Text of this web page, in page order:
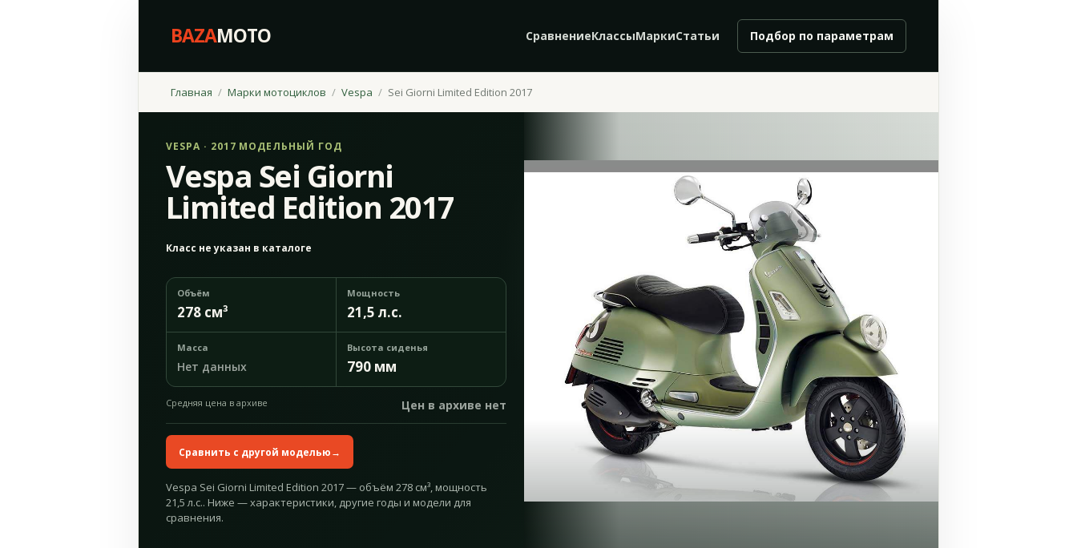
BAZAMOTO СравнениеКлассыМаркиСтатьи Подбор по параметрам
Главная Марки мотоциклов Vespa Sei Giorni Limited Edition 2017
VESPA · 2017 МОДЕЛЬНЫЙ ГОД
Vespa Sei Giorni
Limited Edition 2017
Класс не указан в каталоге
Объём
278 см³
Мощность
21,5 л.с.
Масса
Нет данных
Высота сиденья
790 мм
Средняя цена в архиве Цен в архиве нет
Сравнить с другой моделью→
Vespa Sei Giorni Limited Edition 2017 — объём 278 см³, мощность
21,5 л.с.. Ниже — характеристики, другие годы и модели для
сравнения.